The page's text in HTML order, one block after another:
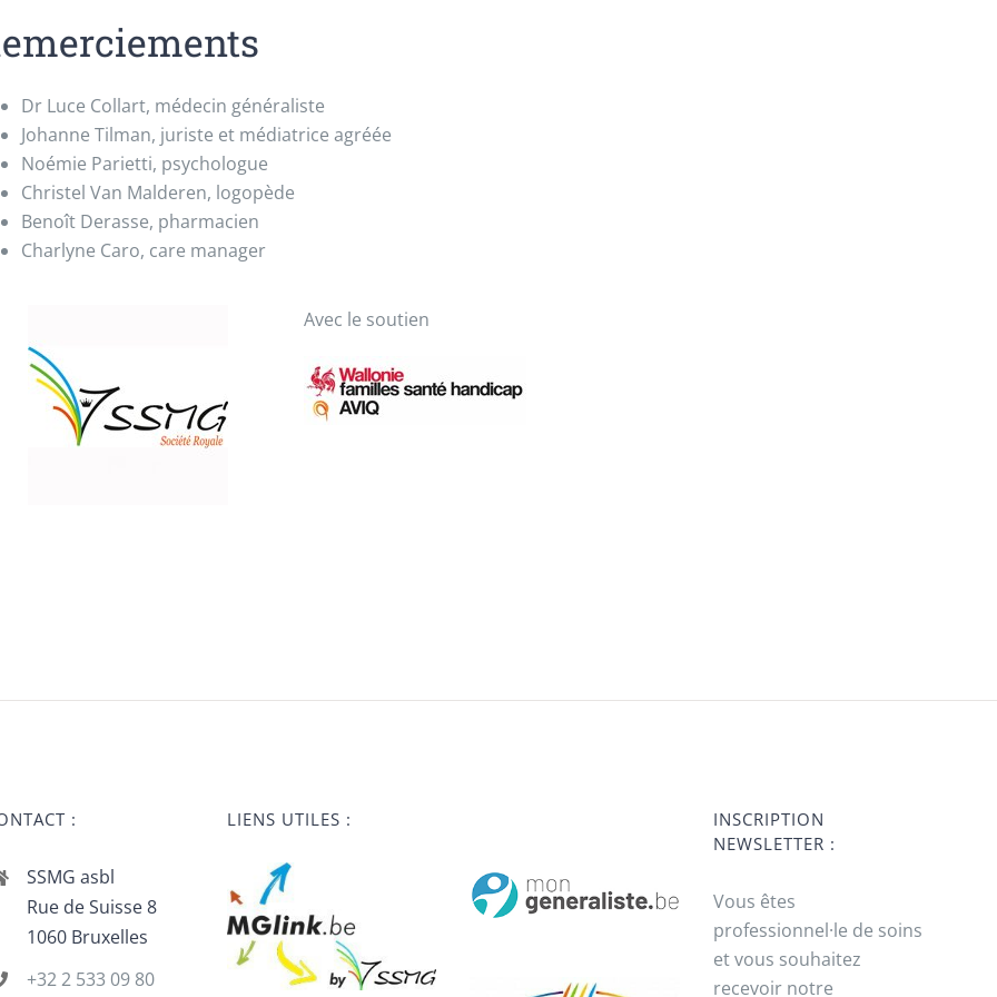
Dr Luce Collart, médecin généraliste
Johanne Tilman, juriste et médiatrice agréée
Noémie Parietti, psychologue
Christel Van Malderen, logopède
Benoît Derasse, pharmacien
Charlyne Caro, care manager
Avec le soutien
:
SSMG asbl
Rue de Suisse 8
1060 Bruxelles
+32 2 533 09 80
LIENS UTILES :
INSCRIPTION
NEWSLETTER :
Vous êtes
professionnel·le de soins
et vous souhaitez
recevoir notre